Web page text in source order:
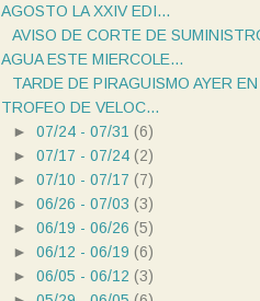
AGOSTO LA XXIV EDI...
AVISO DE CORTE DE
AGUA ESTE MIERCOLE...
TARDE DE PIRAGUISMO AYER
TROFEO DE VELOC...
► 07/24 - 07/31 (6)
► 07/17 - 07/24 (2)
► 07/10 - 07/17 (7)
► 06/26 - 07/03 (3)
► 06/19 - 06/26 (5)
► 06/12 - 06/19 (6)
► 06/05 - 06/12 (3)